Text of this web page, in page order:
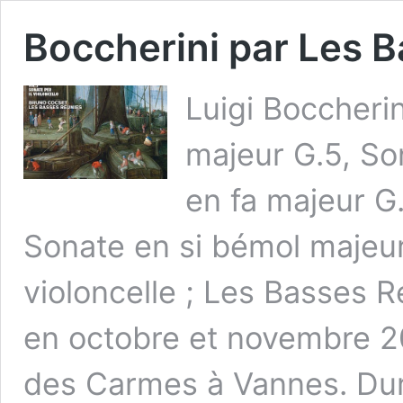
Boccherini par Les
Luigi
majeur G.5,
en fa majeur
Sonate en si bémol
violoncelle ; Les Basses
en octobre et novembre
des Carmes à Vannes.